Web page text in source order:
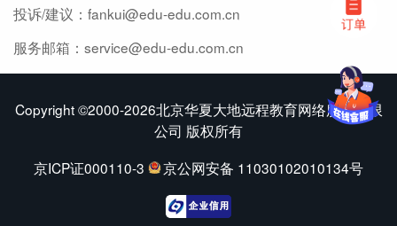
投诉/建议： fankui@edu-edu.com.cn
服务邮箱： service@edu-edu.com.cn
Copyright ©2000-2026北京华夏大地远程教育网络服务有限
公司 版权所有
京ICP证000110-3
京公网安备 11030102010134号